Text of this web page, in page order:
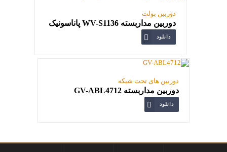
دوربین بولت
دوربین مداربسته WV-S1136 پاناسونیک
دانلود
دوربین های تحت شبکه
دوربین مداربسته GV-ABL4712
دانلود